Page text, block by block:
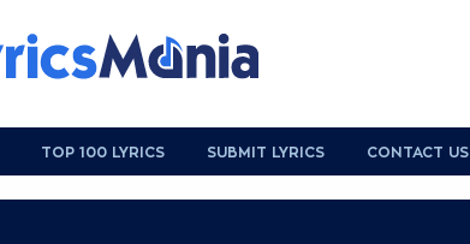
TOP 100 LYRICS SUBMIT LYRICS CONTACT US